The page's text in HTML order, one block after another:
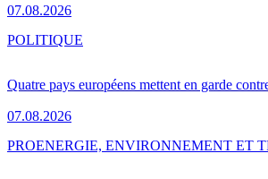
07.08.2026
Quatre pays européens mettent en garde
07.08.2026
POLITIQUE
PROENERGIE, ENVIRONNEMENT ET